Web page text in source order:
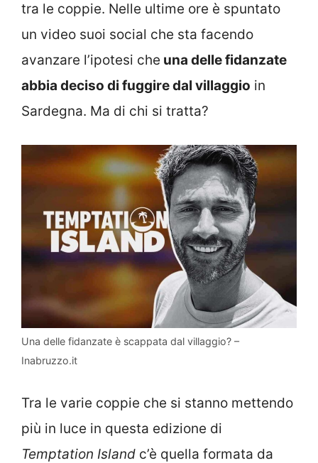
tra le coppie. Nelle ultime ore è spuntato
un video suoi social che sta facendo
avanzare l’ipotesi che una delle fidanzate
abbia deciso di fuggire dal villaggio in
Sardegna. Ma di chi si tratta?
Una delle fidanzate è scappata dal villaggio? –
Inabruzzo.it
Tra le varie coppie che si stanno mettendo
più in luce in questa edizione di
Temptation Island c’è quella formata da